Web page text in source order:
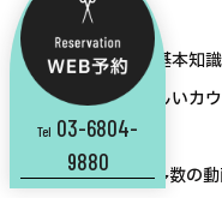
カット動画
④Luciroカットの基本知
⑤売上が上がる正しいカ
など、教材として多数の動
Tel 03-6804-
9880